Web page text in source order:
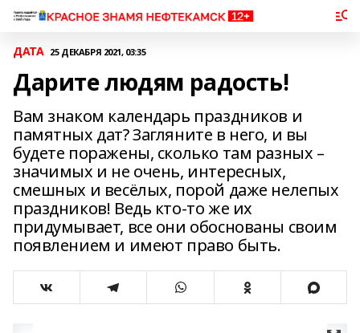
ДАТА 25 ДЕКАБРЯ 2021, 03:35
Дарите людям радость!
Вам знаком календарь праздников и
памятных дат? Загляните в него, и вы
будете поражены, сколько там разных –
значимых и не очень, интересных,
смешных и весёлых, порой даже нелепых
праздников! Ведь кто-то же их
придумывает, все они обоснованы своим
появлением и имеют право быть.